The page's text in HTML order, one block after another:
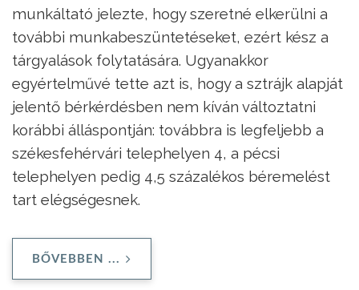
munkáltató jelezte, hogy szeretné elkerülni a
további munkabeszüntetéseket, ezért kész a
tárgyalások folytatására. Ugyanakkor
egyértelművé tette azt is, hogy a sztrájk alapját
jelentő bérkérdésben nem kíván változtatni
korábbi álláspontján: továbbra is legfeljebb a
székesfehérvári telephelyen 4, a pécsi
telephelyen pedig 4,5 százalékos béremelést
tart elégségesnek.
BŐVEBBEN ...